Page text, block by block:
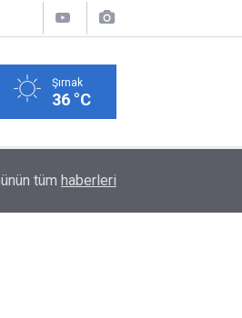
Şırnak
36 °C
Başkan Mir’i Ziyaret Etti: Samimi
tüm haberleri